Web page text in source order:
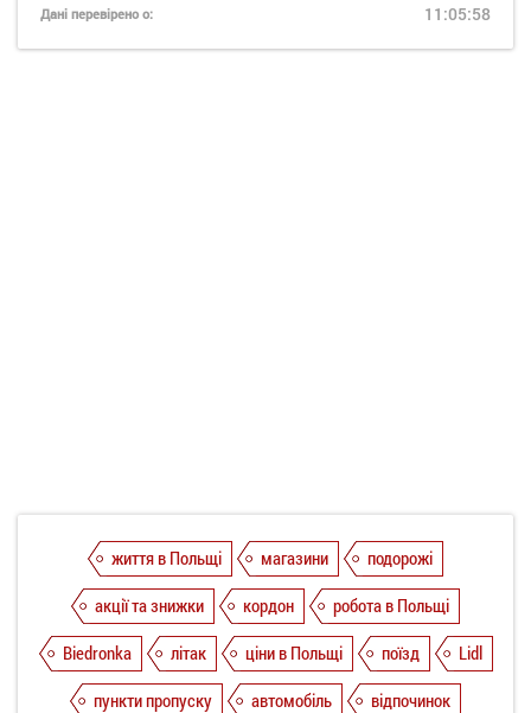
Дані перевірено о: 11:05:58
життя в Польщі магазини
подорожі
акції та знижки
кордон
робота в Польщі
Biedronka
літак ціни в Польщі поїзд
Lidl
пункти пропуску
автомобіль
відпочинок